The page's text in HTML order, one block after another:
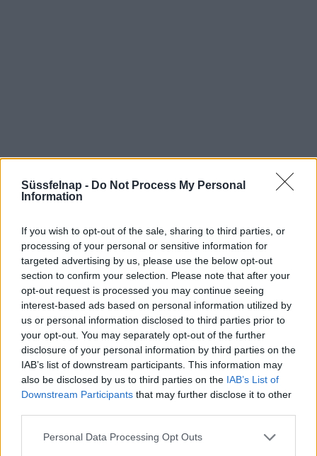
Süssfelnap - Do Not Process My Personal
Information
If you wish to opt-out of the sale, sharing to third parties, or
processing of your personal or sensitive information for
targeted advertising by us, please use the below opt-out
section to confirm your selection. Please note that after your
opt-out request is processed you may continue seeing
interest-based ads based on personal information utilized by
us or personal information disclosed to third parties prior to
your opt-out. You may separately opt-out of the further
disclosure of your personal information by third parties on the
IAB’s list of downstream participants. This information may
also be disclosed by us to third parties on the IAB’s List of
Downstream Participants that may further disclose it to other
Personal Data Processing Opt Outs
Hőmérséklet
legfontosabb része az időjárás előrejelzéseknek. Az előrejelzések
megbízhatósága rendkívül összetett kérdés, a rendelkezésünkre
álló rengeteg adat, fejlett műszerek, kifinomult algoritmusok és
hatalmas számítási képességgel rendelkező szuperszámítógépek
ellenére is elmondható, hogy míg a másnapi várható időjárást 90-
95%-os pontossággal meg tudjuk mondani, addig 4 napra előre
75-90%, a heti előrejelzés 65-80%-os pontossággal, 10 nappal
előre pedig már csak 60% körüli valószínűséggel jósoltható meg a
várható időjárás.